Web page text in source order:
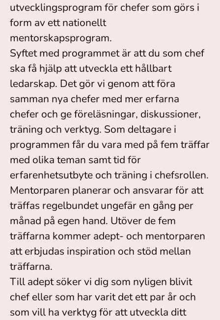
utvecklingsprogram för chefer som görs i
form av ett nationellt
mentorskapsprogram.
Syftet med programmet är att du som chef
ska få hjälp att utveckla ett hållbart
ledarskap. Det gör vi genom att föra
samman nya chefer med mer erfarna
chefer och ge föreläsningar, diskussioner,
träning och verktyg. Som deltagare i
programmen får du vara med på fem träffar
med olika teman samt tid för
erfarenhetsutbyte och träning i chefsrollen.
Mentorparen planerar och ansvarar för att
träffas regelbundet ungefär en gång per
månad på egen hand. Utöver de fem
träffarna kommer adept- och mentorparen
att erbjudas inspiration och stöd mellan
träffarna.
Till adept söker vi dig som nyligen blivit
chef eller som har varit det ett par år och
som vill ha verktyg för att utveckla ditt